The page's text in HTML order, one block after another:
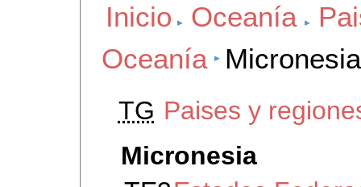
Inicio Oceanía
Oceanía
Micronesia
TG Paises y
Micronesia